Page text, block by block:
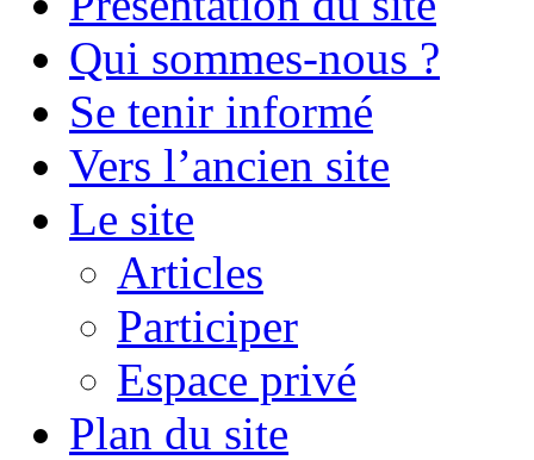
Qui sommes-nous ?
Se tenir informé
Vers l’ancien site
Le site
Articles
Participer
Espace privé
Plan du site